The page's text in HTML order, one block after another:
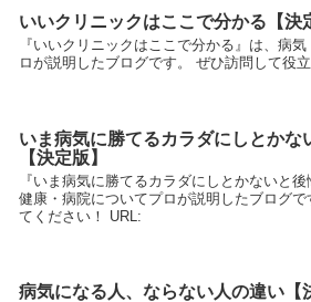
いいクリニックはここで分かる【決
『いいクリニックはここで分かる』は、病
ロが説明したブログです。 ぜひ訪問して役
いま病気に勝てるカラダにしとかな
【決定版】
『いま病気に勝てるカラダにしとかないと
健康・病院についてプロが説明したブログ
てください！ URL:
病気になる人、ならない人の違い【